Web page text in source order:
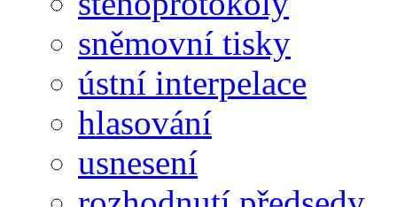
sněmovní tisky
ústní interpelace
hlasování
usnesení